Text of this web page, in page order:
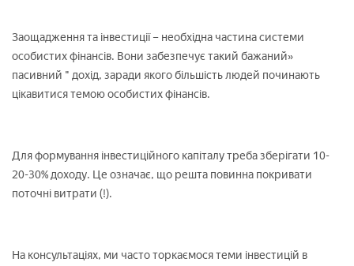
Заощадження та інвестиції – необхідна частина системи
особистих фінансів. Вони забезпечує такий бажаний»
пасивний " дохід, заради якого більшість людей починають
цікавитися темою особистих фінансів.
Для формування інвестиційного капіталу треба зберігати 10-
20-30% доходу. Це означає, що решта повинна покривати
поточні витрати (!).
На консультаціях, ми часто торкаємося теми інвестицій в